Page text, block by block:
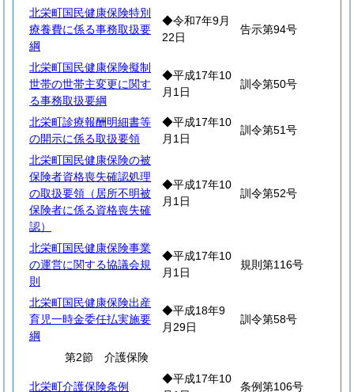
北栄町国民健康保険特別
療養費に係る事務取扱要
綱
◆令和7年9月
22日
告示第94号
北栄町国民健康保険擬制
世帯の世帯主変更に関す
る事務取扱要綱
◆平成17年10
月1日
訓令第50号
北栄町診療報酬明細書等
の開示に係る取扱要領
◆平成17年10
月1日
訓令第51号
北栄町国民健康保険の被
保険者資格喪失確認処理
の取扱要領（居所不明被
保険者に係る資格喪失確
認）
◆平成17年10
月1日
訓令第52号
北栄町国民健康保険事業
の運営に関する協議会規
則
◆平成17年10
月1日
規則第116号
北栄町国民健康保険出産
育児一時金委任払実施要
綱
◆平成18年9
月29日
訓令第58号
第2節 介護保険
北栄町介護保険条例
◆平成17年10
条例第106号